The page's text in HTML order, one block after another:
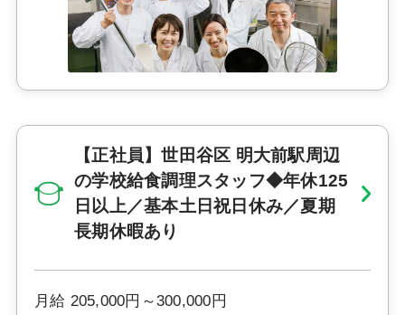
【正社員】世田谷区 明大前駅周辺
の学校給食調理スタッフ◆年休125
日以上／基本土日祝日休み／夏期
長期休暇あり
月給 205,000円～300,000円